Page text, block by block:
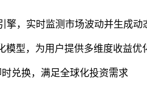
擎，实时监测市场波动并生成动
模型，为用户提供多维度收益优
兑换，满足全球化投资需求